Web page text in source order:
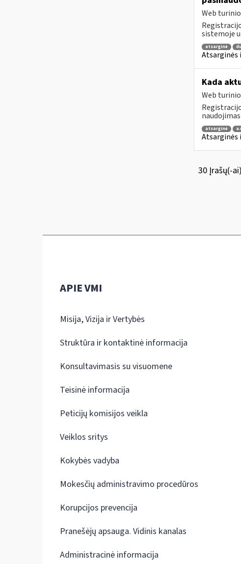
Web
sistemoje
atsarginė
Atsarginės
Kada
Web
atsarginė
Atsarginės
30 Įrašų(-ai)
APIE VMI
Misija, Vizija ir Vertybės
Struktūra ir kontaktinė informacija
Konsultavimasis su visuomene
Teisinė informacija
Peticijų komisijos veikla
Veiklos sritys
Kokybės vadyba
Mokesčių administravimo procedūros
Korupcijos prevencija
Pranešėjų apsauga. Vidinis kanalas
Administracinė informacija